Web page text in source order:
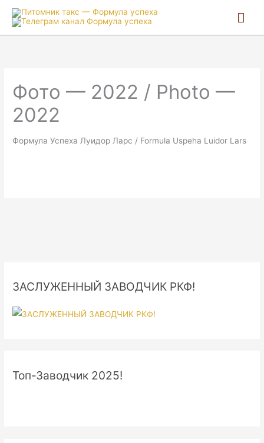
Фото — 2022 / Photo —
2022
Формула Успеха Луидор Ларс / Formula Uspeha Luidor Lars
ЗАСЛУЖЕННЫЙ ЗАВОДЧИК РКФ!
Топ-Заводчик 2025!